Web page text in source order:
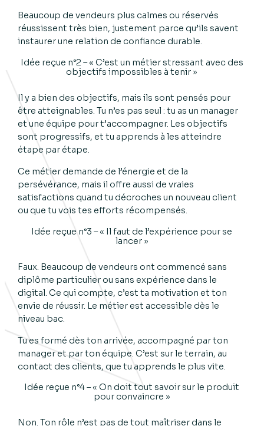
Beaucoup de vendeurs plus calmes ou réservés
réussissent très bien, justement parce qu’ils savent
instaurer une relation de confiance durable.
Idée reçue n°2 – « C’est un métier stressant avec des
objectifs impossibles à tenir »
Il y a bien des objectifs, mais ils sont pensés pour
être atteignables. Tu n’es pas seul : tu as un manager
et une équipe pour t’accompagner. Les objectifs
sont progressifs, et tu apprends à les atteindre
étape par étape.
Ce métier demande de l’énergie et de la
persévérance, mais il offre aussi de vraies
satisfactions quand tu décroches un nouveau client
ou que tu vois tes efforts récompensés.
Idée reçue n°3 – « Il faut de l’expérience pour se
lancer »
Faux. Beaucoup de vendeurs ont commencé sans
diplôme particulier ou sans expérience dans le
digital. Ce qui compte, c’est ta motivation et ton
envie de réussir. Le métier est accessible dès le
niveau bac.
Tu es formé dès ton arrivée, accompagné par ton
manager et par ton équipe. C’est sur le terrain, au
contact des clients, que tu apprends le plus vite.
Idée reçue n°4 – « On doit tout savoir sur le produit
pour convaincre »
Non. Ton rôle n’est pas de tout maîtriser dans le